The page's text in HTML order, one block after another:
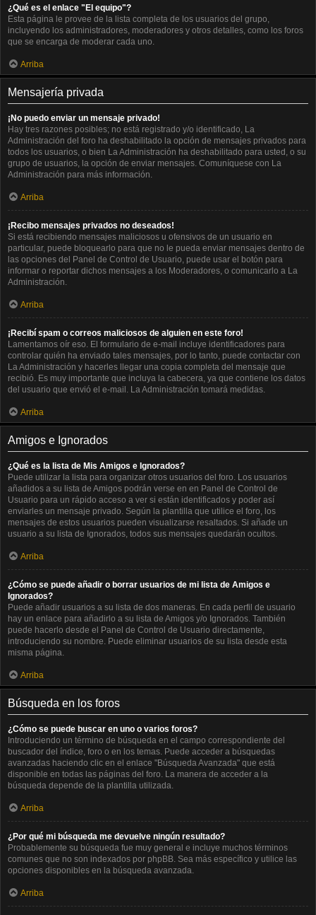
¿Qué es el enlace "El equipo"?
Esta página le provee de la lista completa de los usuarios del grupo,
incluyendo los administradores, moderadores y otros detalles, como los foros
que se encarga de moderar cada uno.
Arriba
Mensajería privada
¡No puedo enviar un mensaje privado!
Hay tres razones posibles; no está registrado y/o identificado, La
Administración del foro ha deshabilitado la opción de mensajes privados para
todos los usuarios, o bien La Administración ha deshabilitado para usted, o su
grupo de usuarios, la opción de enviar mensajes. Comuníquese con La
Administración para más información.
Arriba
¡Recibo mensajes privados no deseados!
Si está recibiendo mensajes maliciosos u ofensivos de un usuario en
particular, puede bloquearlo para que no le pueda enviar mensajes dentro de
las opciones del Panel de Control de Usuario, puede usar el botón para
informar o reportar dichos mensajes a los Moderadores, o comunicarlo a La
Administración.
Arriba
¡Recibí spam o correos maliciosos de alguien en este foro!
Lamentamos oír eso. El formulario de e-mail incluye identificadores para
controlar quién ha enviado tales mensajes, por lo tanto, puede contactar con
La Administración y hacerles llegar una copia completa del mensaje que
recibió. Es muy importante que incluya la cabecera, ya que contiene los datos
del usuario que envió el e-mail. La Administración tomará medidas.
Arriba
Amigos e Ignorados
¿Qué es la lista de Mis Amigos e Ignorados?
Puede utilizar la lista para organizar otros usuarios del foro. Los usuarios
añadidos a su lista de Amigos podrán verse en en Panel de Control de
Usuario para un rápido acceso a ver si están identificados y poder así
enviarles un mensaje privado. Según la plantilla que utilice el foro, los
mensajes de estos usuarios pueden visualizarse resaltados. Si añade un
usuario a su lista de Ignorados, todos sus mensajes quedarán ocultos.
Arriba
¿Cómo se puede añadir o borrar usuarios de mi lista de Amigos e
Ignorados?
Puede añadir usuarios a su lista de dos maneras. En cada perfil de usuario
hay un enlace para añadirlo a su lista de Amigos y/o Ignorados. También
puede hacerlo desde el Panel de Control de Usuario directamente,
introduciendo su nombre. Puede eliminar usuarios de su lista desde esta
misma página.
Arriba
Búsqueda en los foros
¿Cómo se puede buscar en uno o varios foros?
Introduciendo un término de búsqueda en el campo correspondiente del
buscador del índice, foro o en los temas. Puede acceder a búsquedas
avanzadas haciendo clic en el enlace "Búsqueda Avanzada" que está
disponible en todas las páginas del foro. La manera de acceder a la
búsqueda depende de la plantilla utilizada.
Arriba
¿Por qué mi búsqueda me devuelve ningún resultado?
Probablemente su búsqueda fue muy general e incluye muchos términos
comunes que no son indexados por phpBB. Sea más específico y utilice las
opciones disponibles en la búsqueda avanzada.
Arriba